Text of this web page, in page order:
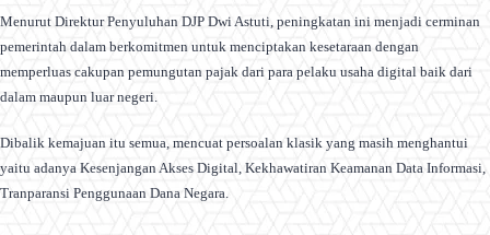
Menurut Direktur Penyuluhan DJP Dwi Astuti, peningkatan ini menjadi cerminan
pemerintah dalam berkomitmen untuk menciptakan kesetaraan dengan
memperluas cakupan pemungutan pajak dari para pelaku usaha digital baik dari
dalam maupun luar negeri.
Dibalik kemajuan itu semua, mencuat persoalan klasik yang masih menghantui
yaitu adanya Kesenjangan Akses Digital, Kekhawatiran Keamanan Data Informasi,
Tranparansi Penggunaan Dana Negara.